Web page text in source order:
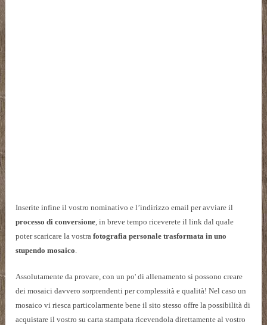
Inserite infine il vostro nominativo e l’indirizzoemail per avviare il
processo di conversione, in breve tempo riceverete il link dal quale
poter scaricare la vostrafotografia personale trasformata in uno
stupendo mosaico.
Assolutamente da provare, con un po' di allenamento si possono creare
dei mosaici davvero sorprendenti per complessità e qualità! Nel caso un
mosaico vi riesca particolarmente bene il sito stesso offre la possibilità di
acquistare il vostro su carta stampata ricevendola direttamente al vostro